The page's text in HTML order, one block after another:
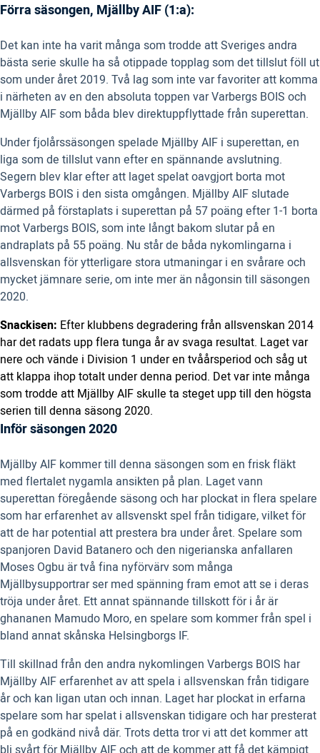
Förra säsongen, Mjällby AIF (1:a):
Det kan inte ha varit många som trodde att Sveriges andra
bästa serie skulle ha så otippade topplag som det tillslut föll ut
som under året 2019. Två lag som inte var favoriter att komma
i närheten av en den absoluta toppen var Varbergs BOIS och
Mjällby AIF som båda blev direktuppflyttade från superettan.
Under fjolårssäsongen spelade Mjällby AIF i superettan, en
liga som de tillslut vann efter en spännande avslutning.
Segern blev klar efter att laget spelat oavgjort borta mot
Varbergs BOIS i den sista omgången. Mjällby AIF slutade
därmed på förstaplats i superettan på 57 poäng efter 1-1 borta
mot Varbergs BOIS, som inte långt bakom slutar på en
andraplats på 55 poäng. Nu står de båda nykomlingarna i
allsvenskan för ytterligare stora utmaningar i en svårare och
mycket jämnare serie, om inte mer än någonsin till säsongen
2020.
Snackisen: Efter klubbens degradering från allsvenskan 2014
har det radats upp flera tunga år av svaga resultat. Laget var
nere och vände i Division 1 under en tvåårsperiod och såg ut
att klappa ihop totalt under denna period. Det var inte många
som trodde att Mjällby AIF skulle ta steget upp till den högsta
serien till denna säsong 2020.
Inför säsongen 2020
Mjällby AIF kommer till denna säsongen som en frisk fläkt
med flertalet nygamla ansikten på plan. Laget vann
superettan föregående säsong och har plockat in flera spelare
som har erfarenhet av allsvenskt spel från tidigare, vilket för
att de har potential att prestera bra under året. Spelare som
spanjoren David Batanero och den nigerianska anfallaren
Moses Ogbu är två fina nyförvärv som många
Mjällbysupportrar ser med spänning fram emot att se i deras
tröja under året. Ett annat spännande tillskott för i år är
ghananen Mamudo Moro, en spelare som kommer från spel i
bland annat skånska Helsingborgs IF.
Till skillnad från den andra nykomlingen Varbergs BOIS har
Mjällby AIF erfarenhet av att spela i allsvenskan från tidigare
år och kan ligan utan och innan. Laget har plockat in erfarna
spelare som har spelat i allsvenskan tidigare och har presterat
på en godkänd nivå där. Trots detta tror vi att det kommer att